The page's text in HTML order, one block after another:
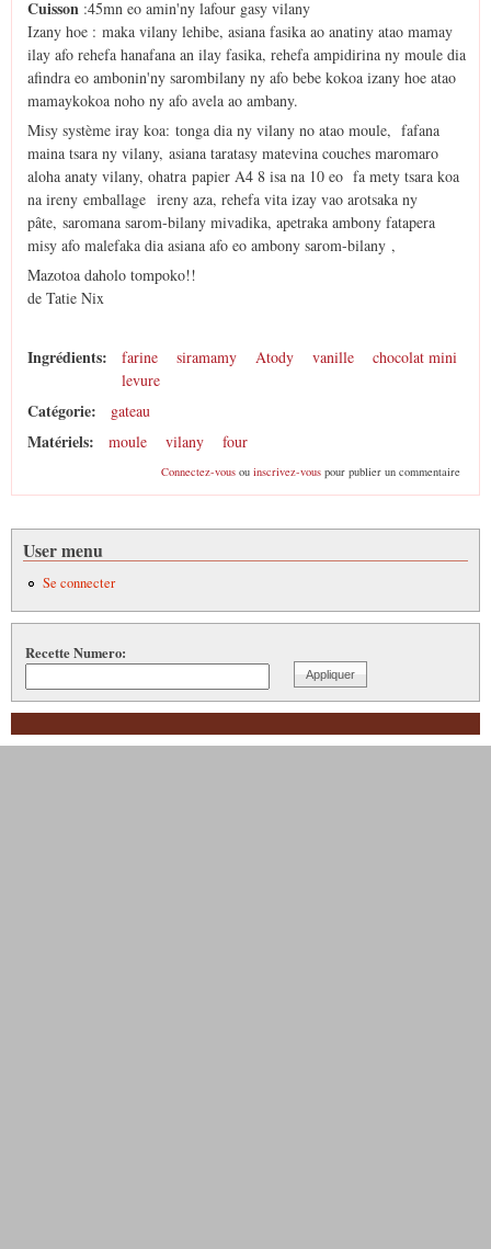
Cuisson :45mn eo amin'ny lafour gasy vilany
Izany hoe : maka vilany lehibe, asiana fasika ao anatiny atao mamay
ilay afo rehefa hanafana an ilay fasika, rehefa ampidirina ny moule dia
afindra eo ambonin'ny sarombilany ny afo bebe kokoa izany hoe atao
mamaykokoa noho ny afo avela ao ambany.
Misy système iray koa: tonga dia ny vilany no atao moule, fafana
maina tsara ny vilany, asiana taratasy matevina couches maromaro
aloha anaty vilany, ohatra papier A4 8 isa na 10 eo fa mety tsara koa
na ireny emballage ireny aza, rehefa vita izay vao arotsaka ny
pâte, saromana sarom-bilany mivadika, apetraka ambony fatapera
misy afo malefaka dia asiana afo eo ambony sarom-bilany ,
Mazotoa daholo tompoko!!
de Tatie Nix
Ingrédients: farine siramamy Atody vanille
chocolat mini
levure
Catégorie: gateau
Matériels: moule vilany four
Connectez-vousou inscrivez-vouspour publier un commentaire
User menu
Se connecter
Recette Numero: